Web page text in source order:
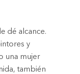
dé alcance.
y
una mujer
también